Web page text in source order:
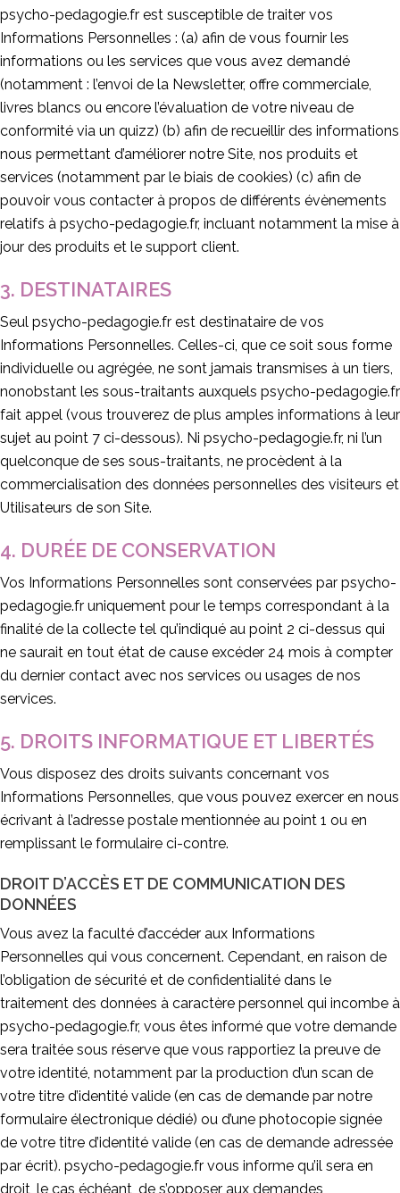
psycho-pedagogie.fr est susceptible de traiter vos
Informations Personnelles : (a) afin de vous fournir les
informations ou les services que vous avez demandé
(notamment : l’envoi de la Newsletter, offre commerciale,
livres blancs ou encore l’évaluation de votre niveau de
conformité via un quizz) (b) afin de recueillir des informations
nous permettant d’améliorer notre Site, nos produits et
services (notamment par le biais de cookies) (c) afin de
pouvoir vous contacter à propos de différents évènements
relatifs à psycho-pedagogie.fr, incluant notamment la mise à
jour des produits et le support client.
3. DESTINATAIRES
Seul psycho-pedagogie.fr est destinataire de vos
Informations Personnelles. Celles-ci, que ce soit sous forme
individuelle ou agrégée, ne sont jamais transmises à un tiers,
nonobstant les sous-traitants auxquels psycho-pedagogie.fr
fait appel (vous trouverez de plus amples informations à leur
sujet au point 7 ci-dessous). Ni psycho-pedagogie.fr, ni l’un
quelconque de ses sous-traitants, ne procèdent à la
commercialisation des données personnelles des visiteurs et
Utilisateurs de son Site.
4. DURÉE DE CONSERVATION
Vos Informations Personnelles sont conservées par psycho-
pedagogie.fr uniquement pour le temps correspondant à la
finalité de la collecte tel qu’indiqué au point 2 ci-dessus qui
ne saurait en tout état de cause excéder 24 mois à compter
du dernier contact avec nos services ou usages de nos
services.
5. DROITS INFORMATIQUE ET LIBERTÉS
Vous disposez des droits suivants concernant vos
Informations Personnelles, que vous pouvez exercer en nous
écrivant à l’adresse postale mentionnée au point 1 ou en
remplissant le formulaire ci-contre.
DROIT D’ACCÈS ET DE COMMUNICATION DES
DONNÉES
Vous avez la faculté d’accéder aux Informations
Personnelles qui vous concernent. Cependant, en raison de
l’obligation de sécurité et de confidentialité dans le
traitement des données à caractère personnel qui incombe à
psycho-pedagogie.fr, vous êtes informé que votre demande
sera traitée sous réserve que vous rapportiez la preuve de
votre identité, notamment par la production d’un scan de
votre titre d’identité valide (en cas de demande par notre
formulaire électronique dédié) ou d’une photocopie signée
de votre titre d’identité valide (en cas de demande adressée
par écrit). psycho-pedagogie.fr vous informe qu’il sera en
droit, le cas échéant, de s’opposer aux demandes